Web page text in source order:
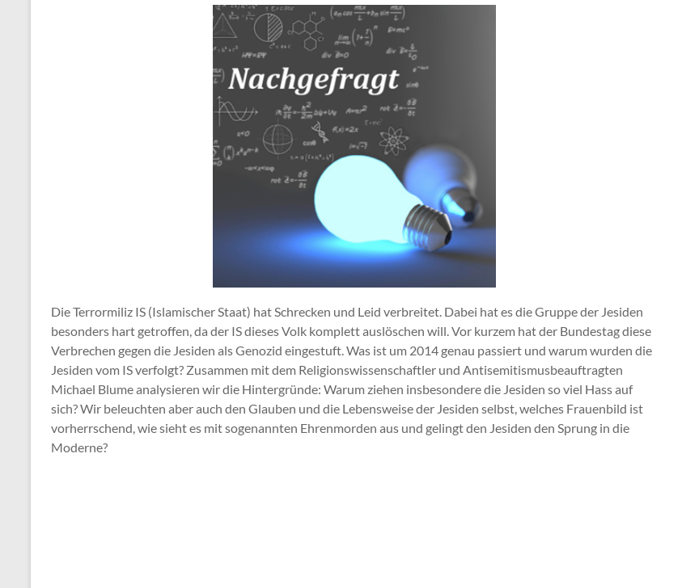
Die Terrormiliz IS (Islamischer Staat) hat Schrecken und Leid verbreitet. Dabei hat es die Gruppe der Jesiden
besonders hart getroffen, da der IS dieses Volk komplett auslöschen will. Vor kurzem hat der Bundestag diese
Verbrechen gegen die Jesiden als Genozid eingestuft. Was ist um 2014 genau passiert und warum wurden die
Jesiden vom IS verfolgt? Zusammen mit dem Religionswissenschaftler und Antisemitismusbeauftragten
Michael Blume analysieren wir die Hintergründe: Warum ziehen insbesondere die Jesiden so viel Hass auf
sich? Wir beleuchten aber auch den Glauben und die Lebensweise der Jesiden selbst, welches Frauenbild ist
vorherrschend, wie sieht es mit sogenannten Ehrenmorden aus und gelingt den Jesiden den Sprung in die
Moderne?